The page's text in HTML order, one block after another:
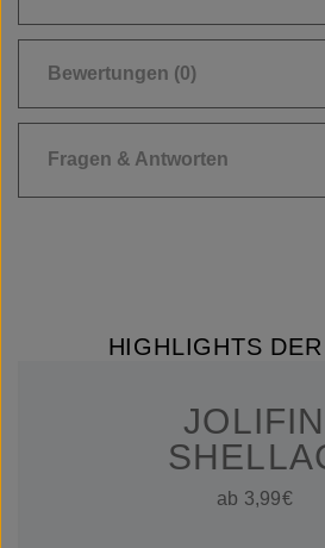
Bewertungen (0)
Fragen & Antworten
HIGHLIGHTS
JOLIFIN
ab 3,99€